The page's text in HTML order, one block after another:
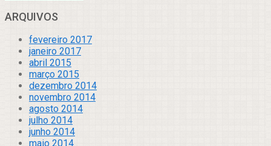
ARQUIVOS
fevereiro 2017
janeiro 2017
abril 2015
março 2015
dezembro 2014
novembro 2014
agosto 2014
julho 2014
junho 2014
maio 2014